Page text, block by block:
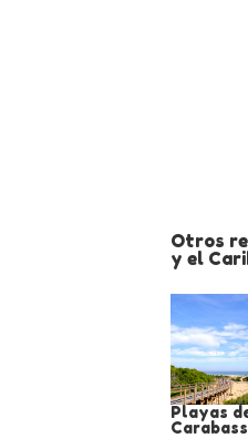
Otros
y el
Playas